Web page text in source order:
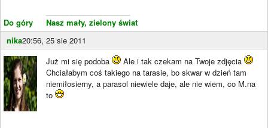
Do góry
Nasz mały, zielony świat
nika20:56, 25 sie 2011
Już mi się podoba
Ale i tak czekam na Twoje zdjęcia
Chciałabym coś takiego na tarasie, bo skwar w dzień tam
niemiłosierny, a parasol niewiele daje, ale nie wiem, co M.na
to